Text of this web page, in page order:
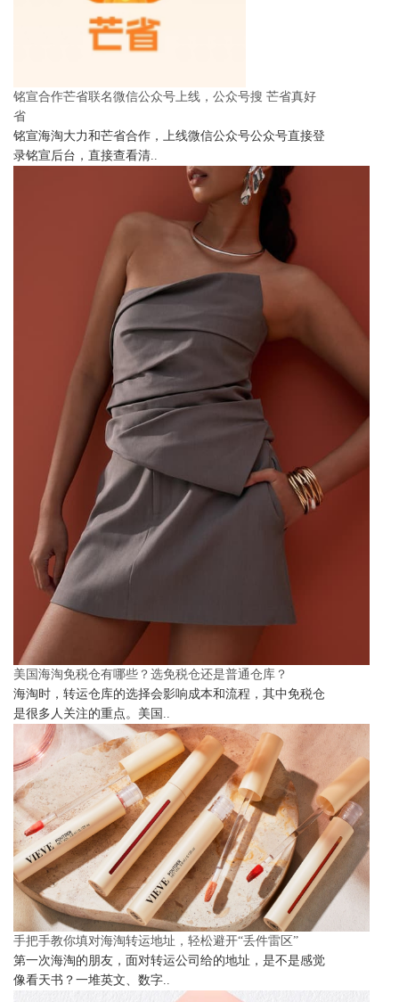
铭宣合作芒省联名微信公众号上线，公众号搜 芒省真好
省
铭宣海淘大力和芒省合作，上线微信公众号公众号直接登
录铭宣后台，直接查看清..
美国海淘免税仓有哪些？选免税仓还是普通仓库？
海淘时，转运仓库的选择会影响成本和流程，其中免税仓
是很多人关注的重点。美国..
手把手教你填对海淘转运地址，轻松避开“丢件雷区”
第一次海淘的朋友，面对转运公司给的地址，是不是感觉
像看天书？一堆英文、数字..